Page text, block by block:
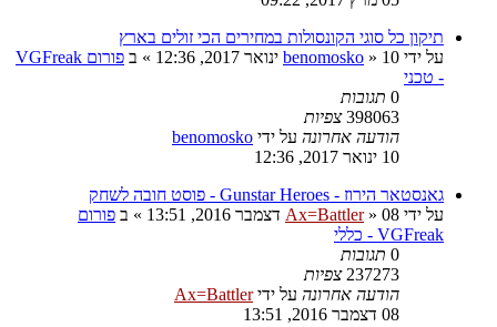
תיקון כל סוגי הקונסולות במחירים הכי זולים בארץ
על ידי
benomosko » 10 ינואר 2017, 12:36 » ב
פורום VGFreak
- טכני
0 תגובות
398063 צפיות
הודעה אחרונה על ידי benomosko
10 ינואר 2017, 12:36
גאנסטאר הירוז - Gunstar Heroes - פוסט חובה לשחק
על ידי
Ax=Battler» 08 דצמבר 2016, 13:51 » ב פורום
VGFreak - כללי
0 תגובות
237273 צפיות
הודעה אחרונה על ידיAx=Battler
08 דצמבר 2016, 13:51